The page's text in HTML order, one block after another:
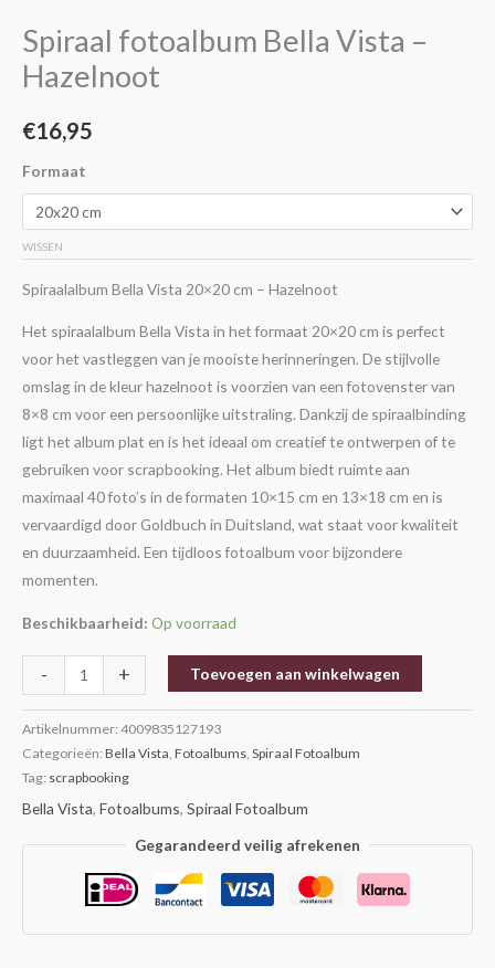
Spiraal fotoalbum Bella Vista –
Hazelnoot
€16,95
Formaat
WISSEN
Spiraalalbum Bella Vista 20×20 cm – Hazelnoot
Het spiraalalbum Bella Vista in het formaat 20×20 cm is perfect
voor het vastleggen van je mooiste herinneringen. De stijlvolle
omslag in de kleur hazelnoot is voorzien van een fotovenster van
8×8 cm voor een persoonlijke uitstraling. Dankzij de spiraalbinding
ligt het album plat en is het ideaal om creatief te ontwerpen of te
gebruiken voor scrapbooking. Het album biedt ruimte aan
maximaal 40 foto’s in de formaten 10×15 cm en 13×18 cm en is
vervaardigd door Goldbuch in Duitsland, wat staat voor kwaliteit
en duurzaamheid. Een tijdloos fotoalbum voor bijzondere
momenten.
Beschikbaarheid: Op voorraad
-
Hazelnoot
aantal
+ Toevoegen aan winkelwagen
Artikelnummer: 4009835127193
Categorieën: Bella Vista, Fotoalbums, Spiraal Fotoalbum
Tag: scrapbooking
Bella Vista, Fotoalbums, Spiraal Fotoalbum
Gegarandeerd veilig afrekenen